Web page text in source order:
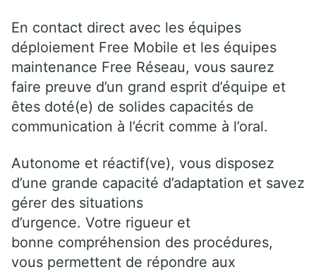
En contact direct avec les équipes
déploiement Free Mobile et les équipes
maintenance Free Réseau, vous saurez
faire preuve d’un grand esprit d’équipe et
êtes doté(e) de solides capacités de
communication à l’écrit comme à l’oral.
Autonome et réactif(ve), vous disposez
d’une grande capacité d’adaptation et savez
gérer des situations
d’urgence. Votre rigueur et
bonne compréhension des procédures,
vous permettent de répondre aux